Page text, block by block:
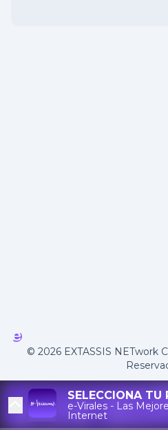
© 2026 EXTASSIS NETwork
SELECCIONA TU
e-Virales - Las
Internet